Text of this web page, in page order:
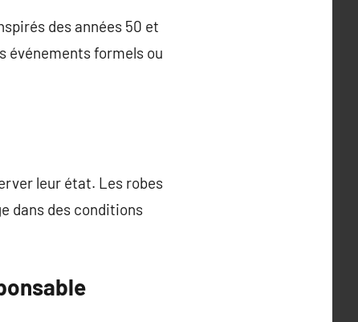
des années 50 et
événements formels ou
leur état. Les robes
dans des conditions